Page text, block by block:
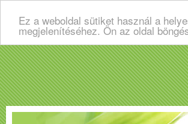
Ez a weboldal sütiket használ a
megjelenítéséhez. Ön az oldal